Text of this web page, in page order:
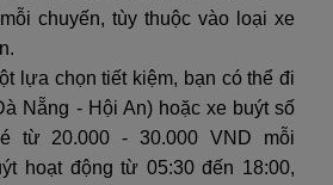
chuyến, tùy thuộc vào loại xe
lựa chọn tiết kiệm, bạn có thể đi
Nẵng - Hội An) hoặc xe buýt số
từ 20.000 - 30.000 VND mỗi
hoạt động từ 05:30 đến 18:00,